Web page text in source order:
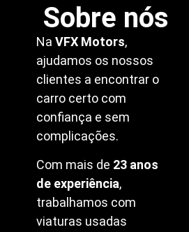
Sobre nós
NaVFX Motors,
ajudamos os nossos
clientes a encontrar o
carro certo com
confiança e sem
complicações.
Com mais de 23 anos
de experiência,
trabalhamos com
viaturas usadas